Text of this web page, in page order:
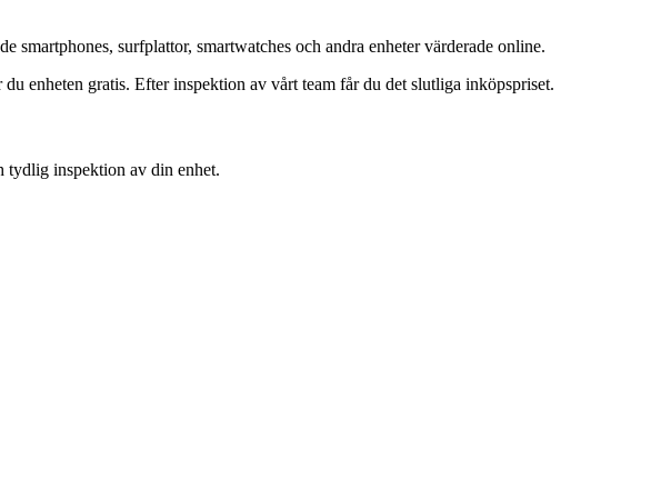
surfplattor, smartwatches och andra enheter värderade online.
enheten gratis. Efter inspektion av vårt team får du det slutliga inköpspriset.
tydlig inspektion av din enhet.